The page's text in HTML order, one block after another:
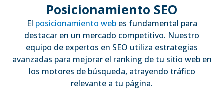
Posicionamiento SEO
El posicionamiento webes fundamental para
destacar en un mercado competitivo. Nuestro
equipo de expertos en SEO utiliza estrategias
avanzadas para mejorar el ranking de tu sitio web en
los motores de búsqueda, atrayendo tráfico
relevante a tu página.